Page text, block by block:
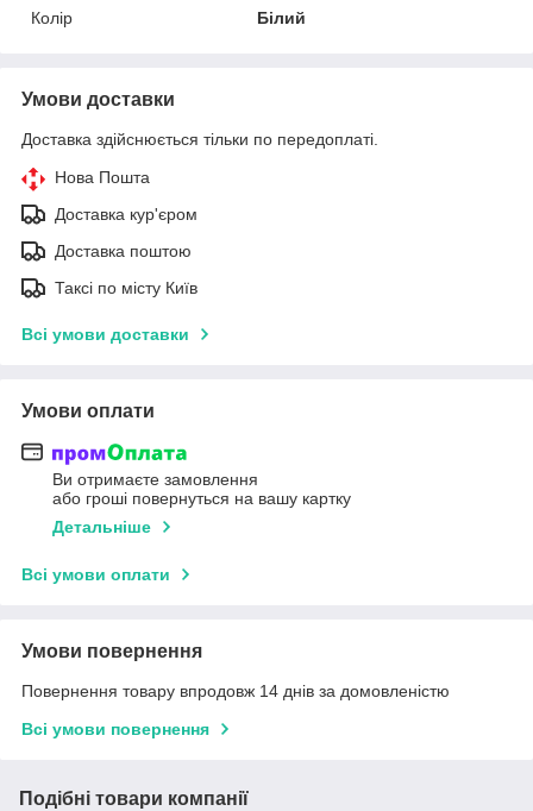
Колір
Білий
Умови доставки
Доставка здійснюється тільки по передоплаті.
Нова Пошта
Доставка кур'єром
Доставка поштою
Таксі по місту Київ
Всі умови доставки
Умови оплати
Ви отримаєте замовлення
або гроші повернуться на вашу картку
Детальніше
Всі умови оплати
Умови повернення
Повернення товару впродовж 14 днів за домовленістю
Всі умови повернення
Подібні товари компанії